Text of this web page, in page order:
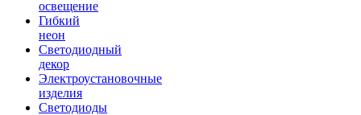
освещение
Гибкий
неон
Светодиодный
декор
Электроустановочные
изделия
Светодиоды